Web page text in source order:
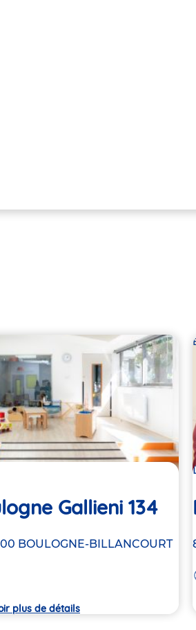
Gallieni 134
BOULOGNE-BILLANCOURT
plus de détails